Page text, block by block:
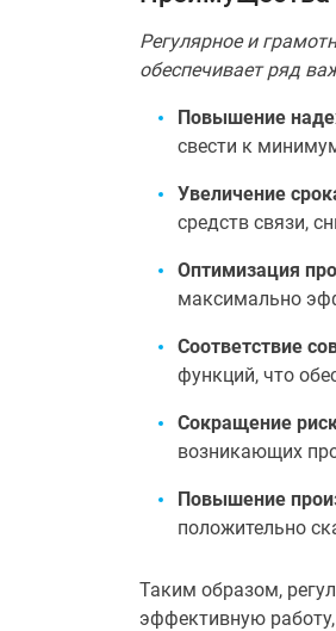
Регулярное и
обеспечивает ряд
Повышение
свести к
Увеличение
средств связи,
Оптимизация
максимально
Соответствие
функций, что
Сокращение
возникающих
Повышение
положительно
Таким образом,
эффективную